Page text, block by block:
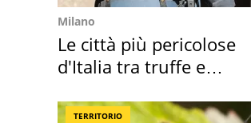
Milano
Le città più pericolose
d'Italia tra truffe e
TERRITORIO